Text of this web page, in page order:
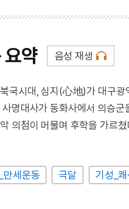
요약 음성 재생
국시대, 심지(心地)가 대구
명대사가 동화사에서 의승
의첨이 머물며 후학을 가르
만세운동 극달 기성_쾌